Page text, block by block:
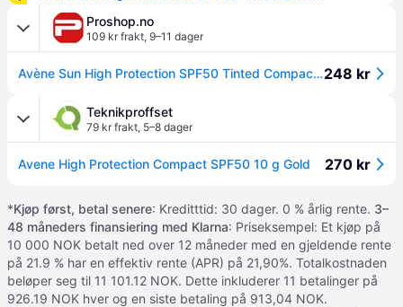
Proshop.no
109 kr frakt, 9–11 dager
Avène Sun High Protection SPF50 Tinted Compact 10 g- Honey248 kr
Teknikproffset
79 kr frakt, 5–8 dager
Avene High Protection Compact SPF50 10 g Gold 270 kr
*Kjøp først, betal senere: Kreditttid: 30 dager. 0 % årlig rente. 3–
48 måneders finansiering med Klarna: Priseksempel: Et kjøp på
10 000 NOK betalt ned over 12 måneder med en gjeldende rente
på 21.9 % har en effektiv rente (APR) på 21,90%. Totalkostnaden
beløper seg til 11 101.12 NOK. Dette inkluderer 11 betalinger på
926.19 NOK hver og en siste betaling på 913,04 NOK.